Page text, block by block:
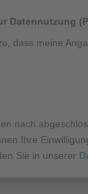
Datennutzung
dass meine
nach
Ihre
Sie in unserer